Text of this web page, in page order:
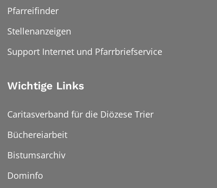
Pfarreifinder
Stellenanzeigen
Support Internet und Pfarrbriefservice
Wichtige Links
Caritasverband für die Diözese Trier
Büchereiarbeit
Bistumsarchiv
Dominfo